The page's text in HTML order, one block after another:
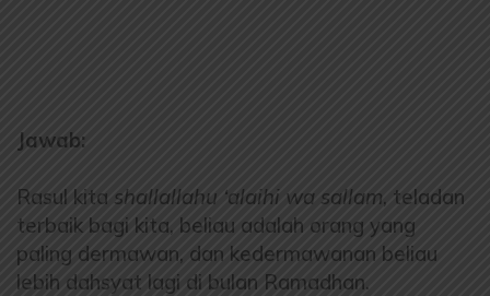
Jawab:
Rasul kita shallallahu ‘alaihi wa sallam, teladan
terbaik bagi kita, beliau adalah orang yang
paling dermawan, dan kedermawanan beliau
lebih dahsyat lagi di bulan Ramadhan.